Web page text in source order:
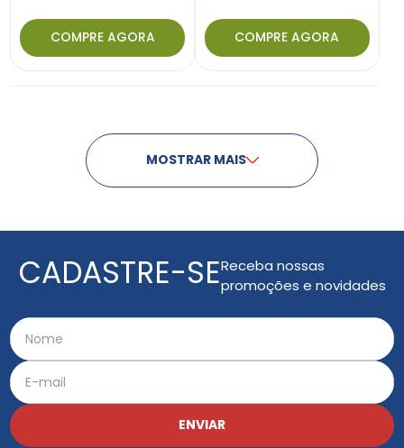
COMPRE AGORA COMPRE AGORA
MOSTRAR MAIS
CADASTRE-SEReceba nossas
promoções e novidades
ENVIAR